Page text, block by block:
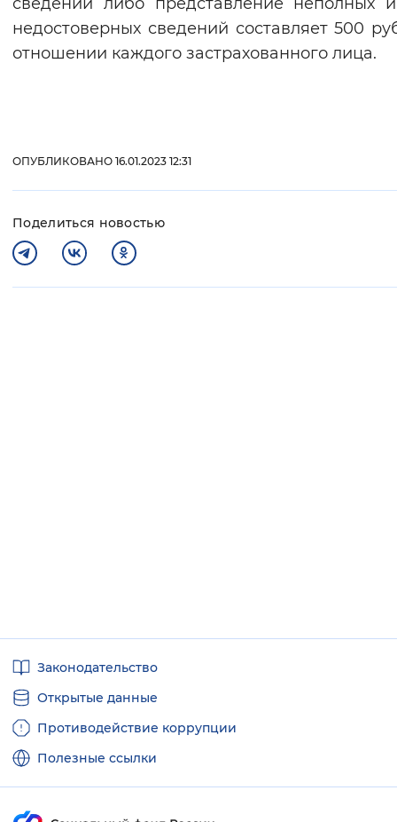
недостоверных сведений составляет 500
отношении каждого застрахованного лица.
ОПУБЛИКОВАНО 16.01.2023 12:31
Поделиться новостью
ссылкиЗаконодательство
Открытые данные
Противодействие коррупции
Полезные ссылки